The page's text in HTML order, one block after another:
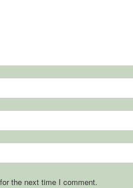
the next time I comment.